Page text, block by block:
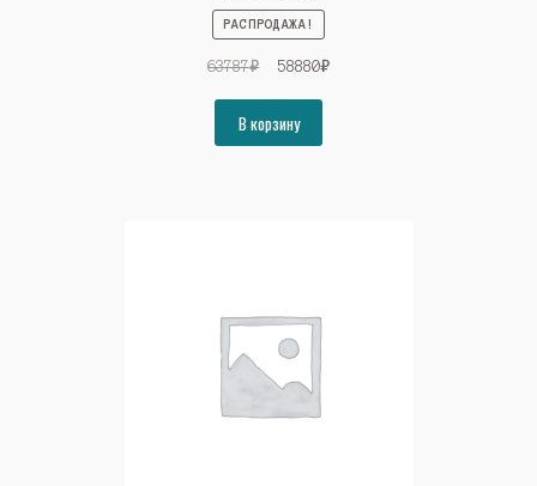
РАСПРОДАЖА!
63787₽
Первоначальная
составляла
63787₽.
58880₽Текущая
В корзину